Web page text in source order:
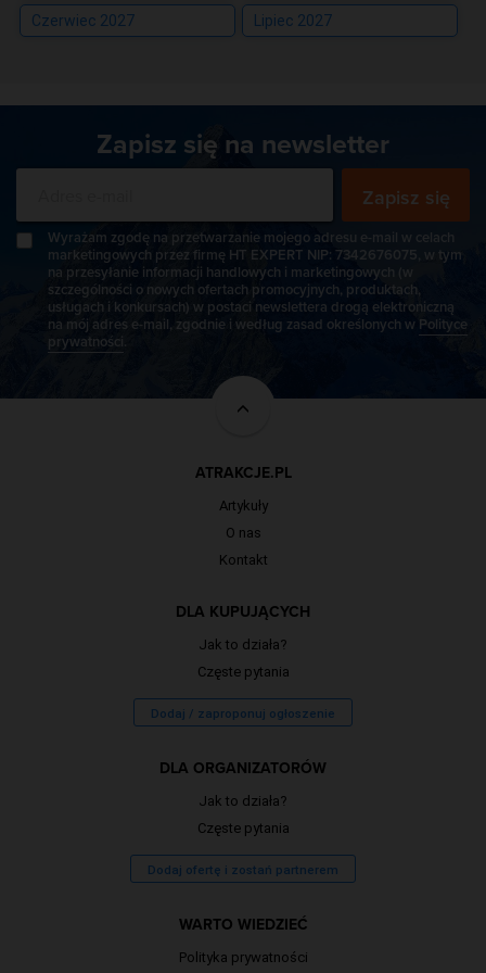
Czerwiec 2027 Lipiec 2027
Zapisz się na newsletter
Zapisz się
Wyrażam zgodę na przetwarzanie mojego adresu e-mail w celach
marketingowych przez firmę HT EXPERT NIP: 7342676075, w tym
na przesyłanie informacji handlowych i marketingowych (w
szczególności o nowych ofertach promocyjnych, produktach,
usługach i konkursach) w postaci newslettera drogą elektroniczną
na mój adres e-mail, zgodnie i według zasad określonych w Polityce
prywatności.
ATRAKCJE.PL
Artykuły
O nas
Kontakt
DLA KUPUJĄCYCH
Jak to działa?
Częste pytania
Dodaj / zaproponuj ogłoszenie
DLA ORGANIZATORÓW
Jak to działa?
Częste pytania
Dodaj ofertę i zostań partnerem
WARTO WIEDZIEĆ
Polityka prywatności